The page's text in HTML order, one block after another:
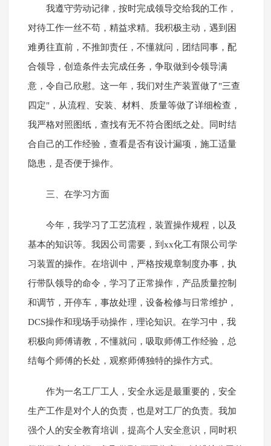
我遵守劳动记律，按时完成领导交给我的工作，
对待工作一丝不苟，精益求精。我积极主动，遇到困
难勇往直前，不推卸责任，不懂就问，团结同事，配
合领导，创造条件去完成任务，争取做到令领导满
意，令自己欣慰。这一年，我们对生产装置做了"三查
四定"，从流程、安装、材料、质量等做了详细检查，
我严格对照图纸，查找有无不符合图纸之处。同时结
合自己的工作经验，查看是否有设计漏项，施工适量
隐患，是否便于操作。
三、在学习方面
今年，我学习了工艺流程，装置操作规程，以及
基本的知识等。我因公司需要，到xx化工有限公司学
习装置的操作。在培训中，严格按规章制度办事，执
行带队领导的命令，学习了正常操作，产品质量控制
和调节，开停车，事故处理，设备检修与日常维护，
DCS操作和现场手动操作，理论知识。在学习中，我
积极向师傅请教，不懂就问，吸取师傅工作经验，总
结每个师傅的长处，观察师傅独特的操作方式。
作为一名工厂工人，安全永远是最重要的，安全
生产工作是对个人的负责，也是对工厂的负责。我加
强个人的安全教育培训，提高个人安全意识，同时积